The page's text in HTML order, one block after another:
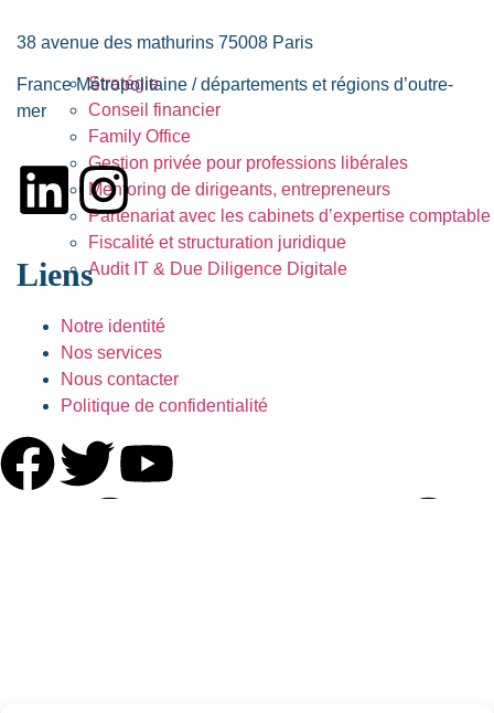
Stratégie
Conseil financier
Family Office
Gestion privée pour professions libérales
Mentoring de dirigeants, entrepreneurs
Partenariat avec les cabinets d’expertise comptable
Fiscalité et structuration juridique
Audit IT & Due Diligence Digitale
38 avenue des mathurins 75008 Paris
France Métropolitaine / départements et régions d’outre-
mer
Liens
Notre identité
Nos services
Nous contacter
Politique de confidentialité